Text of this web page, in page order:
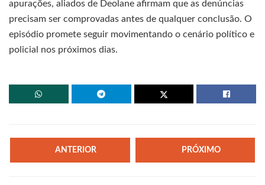
apurações, aliados de Deolane afirmam que as denúncias
precisam ser comprovadas antes de qualquer conclusão. O
episódio promete seguir movimentando o cenário político e
policial nos próximos dias.
ANTERIOR PRÓXIMO